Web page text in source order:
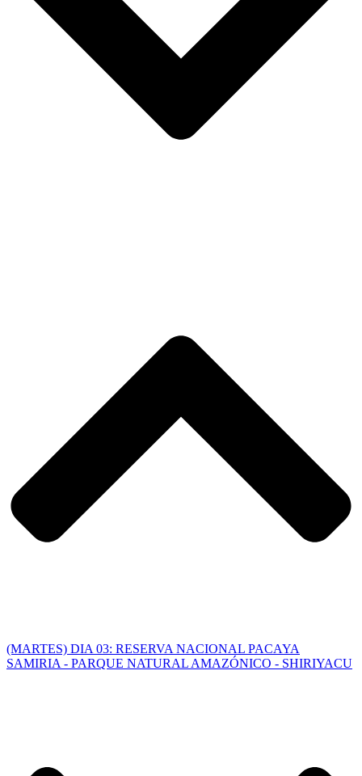
(MARTES) DIA 03: RESERVA NACIONAL PACAYA
SAMIRIA - PARQUE NATURAL AMAZÓNICO - SHIRIYACU